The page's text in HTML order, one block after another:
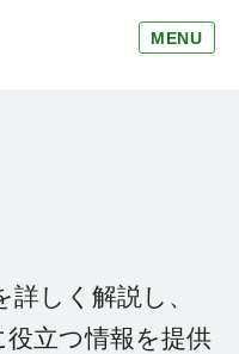
MENU
しく解説し、
立つ情報を提供